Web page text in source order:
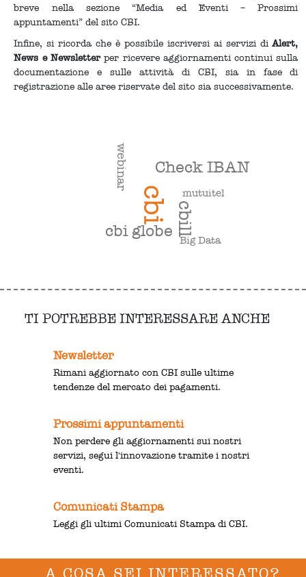
breve nella sezione “Media ed Eventi – Prossimi
appuntamenti” del sito CBI.
Infine, si ricorda che è possibile iscriversi ai servizi diAlert,
News e Newsletterper ricevere aggiornamenti continui sulla
documentazione e sulle attività di CBI, sia in fase di
registrazione alle aree riservate del sito sia successivamente.
cbi cbill
cbi globe
Check IBAN
webinar
mutuitel
Big Data
TI POTREBBE INTERESSARE ANCHE
Newsletter
Rimani aggiornato con CBI sulle ultime
tendenze del mercato dei pagamenti.
Prossimi appuntamenti
Non perdere gli aggiornamenti sui nostri
servizi, segui l'innovazione tramite i nostri
eventi.
Comunicati Stampa
Leggi gli ultimi Comunicati Stampa di CBI.